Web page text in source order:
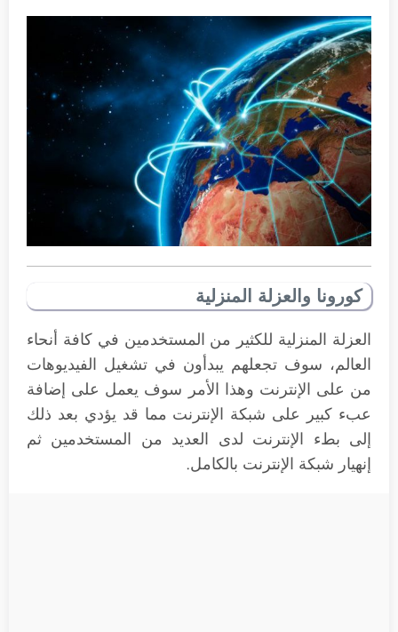
كورونا والعزلة المنزلية
العزلة المنزلية للكثير من المستخدمين في كافة أنحاء
العالم، سوف تجعلهم يبدأون في تشغيل الفيديوهات
من على الإنترنت وهذا الأمر سوف يعمل على إضافة
عبء كبير على شبكة الإنترنت مما قد يؤدي بعد ذلك
إلى بطء الإنترنت لدى العديد من المستخدمين ثم
إنهيار شبكة الإنترنت بالكامل.